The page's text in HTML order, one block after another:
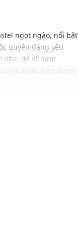
ngọt ngào, nổi bật
quyền đáng yêu
nhẹ, dễ vệ sinh